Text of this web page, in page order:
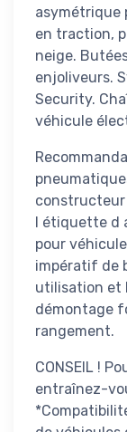
asymétrique
en traction,
neige.
enjoliveurs.
Security.
véhicule
l étiquette d
pour
impératif de
utilisation et
démontage
rangement.
CONSEIL !
entraînez-